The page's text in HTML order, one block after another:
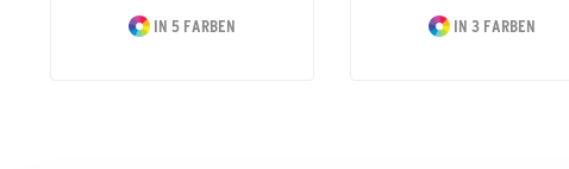
IN 5 FARBEN IN 3 FARBEN